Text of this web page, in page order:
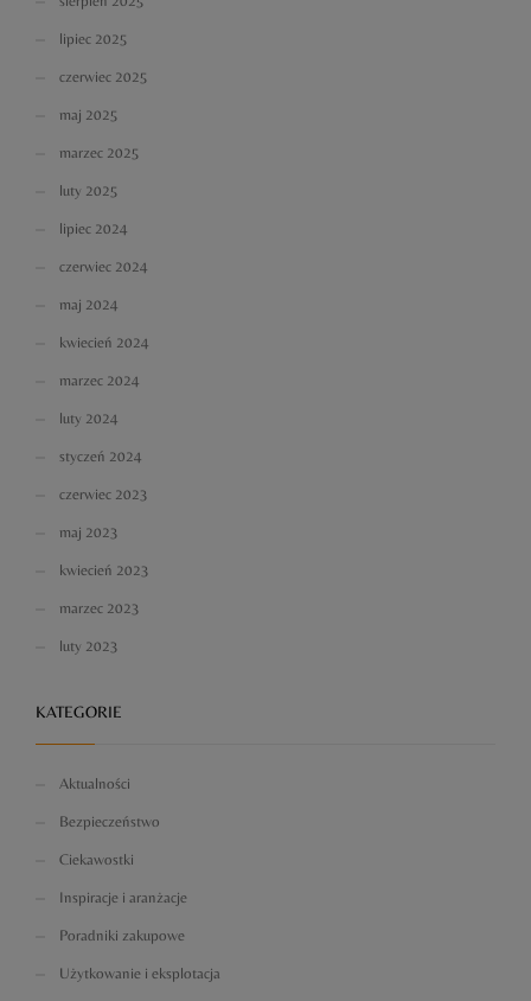
lipiec 2025
czerwiec 2025
maj 2025
marzec 2025
luty 2025
lipiec 2024
czerwiec 2024
maj 2024
kwiecień 2024
marzec 2024
luty 2024
styczeń 2024
czerwiec 2023
maj 2023
kwiecień 2023
marzec 2023
luty 2023
KATEGORIE
Aktualności
Bezpieczeństwo
Ciekawostki
Inspiracje i aranżacje
Poradniki zakupowe
Użytkowanie i eksplotacja